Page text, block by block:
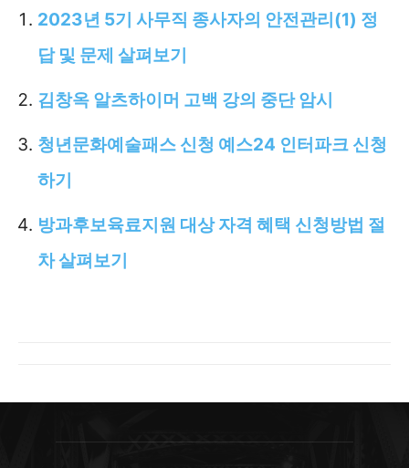
2023년 5기 사무직 종사자의 안전관리(1) 정
답 및 문제 살펴보기
김창옥 알츠하이머 고백 강의 중단 암시
청년문화예술패스 신청 예스24 인터파크 신청
하기
방과후보육료지원 대상 자격 혜택 신청방법 절
차 살펴보기